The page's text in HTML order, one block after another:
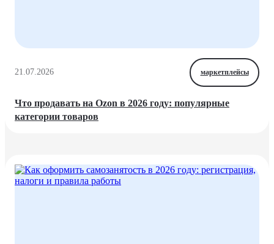
21.07.2026 маркетплейсы
Что продавать на Ozon в 2026 году: популярные
категории товаров